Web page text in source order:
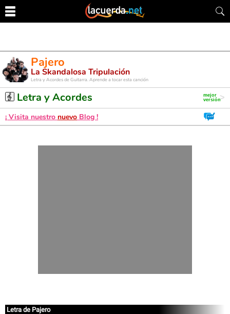
Pajero
La Skandalosa Tripulación
Letra y Acordes de Guitarra. Aprende a tocar esta canción
Letra y Acordes
¡ Visita nuestro nuevo Blog !
Letra de Pajero